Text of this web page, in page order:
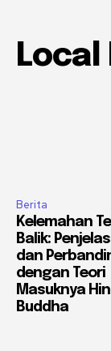
Local
Berita
Kelemahan
Balik:
dan
dengan Teori
Masuknya
Buddha